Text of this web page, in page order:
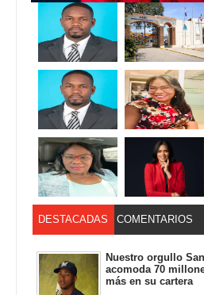
DESTACADAS COMENTARIOS
Nuestro orgullo
acomoda 70
más en su cartera